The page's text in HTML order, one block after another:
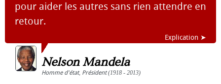
pour aider les autres sans rien attendre en
retour.
Explication ➤
Nelson Mandela
Homme d'état, Président(1918 - 2013)